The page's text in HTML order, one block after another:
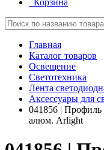
Корзина
Главная
Каталог товаров
Освещение
Светотехника
Лента
Аксессуары для
041856 |
алюм. Arlight